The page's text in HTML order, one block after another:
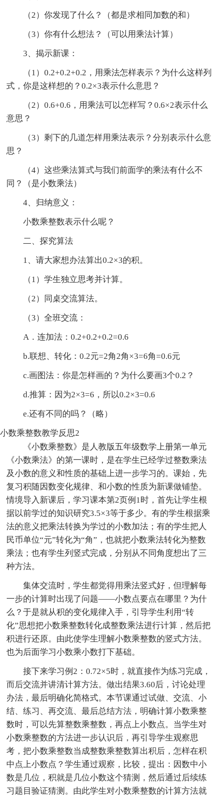
（2）你发现了什么？（都是求相同加数的和）
（3）你有什么想法？（可以用乘法计算）
3、揭示新课：
（1）0.2+0.2+0.2，用乘法怎样表示？为什么这样列
式，你是这样想的？0.2×3表示什么意思？
（2）0.6+0.6，用乘法可以怎样写？0.6×2表示什么
意思？
（3）剩下的几道怎样用乘法表示？分别表示什么意
思？
（4）这些乘法算式与我们前面学的乘法有什么不
同？（是小数乘法）
4、归纳意义：
小数乘整数表示什么呢？
二、探究算法
1、请大家想办法算出0.2×3的积。
（1）学生独立思考并计算。
（2）同桌交流算法。
（3）全班交流：
A．连加法：0.2+0.2+0.2=0.6
b.联想、转化：0.2元=2角2角×3=6角=0.6元
c.画图法：你是怎样画的？为什么要画3个0.2？
d.推算：因为2×3=6，所以0.2×3=0.6
e.还有不同的吗？（略）
小数乘整数教学反思2
《小数乘整数》是人教版五年级数学上册第一单元
《小数乘法》的第一课时，是在学生已经学过整数乘法
及小数的意义和性质的基础上进一步学习的。课始，先
复习积随因数变化规律、和小数的性质为新课做铺垫。
情境导入新课后，学习课本第2页例1时，首先让学生根
据以前学过的知识研究3.5×3等于多少。有的学生根据乘
法的意义把乘法转换为学过的小数加法；有的学生把人
民币单位“元”转化为“角”，也就把小数乘法转化为整数
乘法；也有学生列竖式完成，分别从不同角度想出了三
种方法。
集体交流时，学生都觉得用乘法竖式好，但理解每
一步的计算时出现了问题——小数点要点在哪里？为什
么？于是就从积的变化规律入手，引导学生利用“转
化”思想把小数乘整数转化成整数乘法进行计算，然后把
积进行还原。由此使学生理解小数乘整数的竖式方法。
也为后面学习小数乘小数打下基础。
接下来学习例2：0.72×5时，就直接作为练习完成，
而后交流并讲清计算方法。做出结果3.60后，讨论处理
办法，最后明确化简格式。本节课通过试做、交流、小
结、练习、再交流、最后总结方法，明确计算小数乘整
数时，可以先算整数乘整数，再点上小数点。当学生对
小数乘整数的方法进一步认识后，再引导学生观察思
考，把小数乘整数当成整数乘整数算出积后，怎样在积
中点上小数点？学生通过观察，比较，提出：因数中小
数是几位，积就是几位小数这个猜测，然后通过后续练
习题目验证猜测。由此学生对小数乘整数的计算方法就